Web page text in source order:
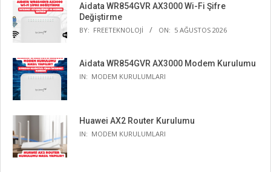
Aidata WR854GVR AX3000 Wi-Fi Şifre
Değiştirme
BY: FREETEKNOLOJI ON: 5 AĞUSTOS 2026
Aidata WR854GVR AX3000 Modem Kurulumu
IN: MODEM KURULUMLARI
Huawei AX2 Router Kurulumu
IN: MODEM KURULUMLARI